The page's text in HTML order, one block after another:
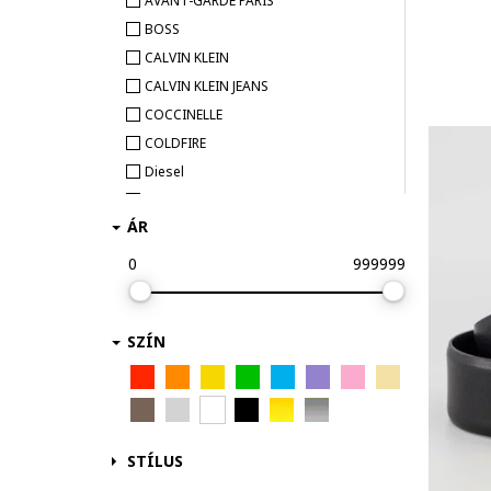
BOSS
CALVIN KLEIN
CALVIN KLEIN JEANS
COCCINELLE
COLDFIRE
Diesel
Fiorella Rubino
Geox
Heavy Tools
HUGO
Karl Lagerfeld
KARL LAGERFELD JEANS
LC WAIKIKI
ÁR
0
999999
SZÍN
STÍLUS